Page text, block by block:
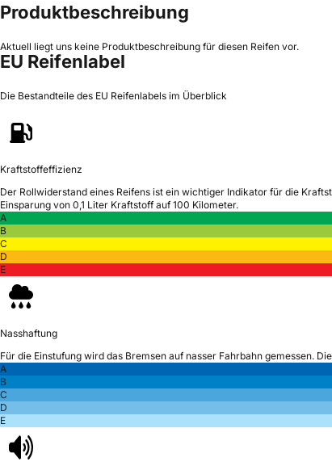
Produktbeschreibung
Aktuell liegt uns keine Produktbeschreibung für diesen Reifen vor.
EU Reifenlabel
Die Bestandteile des EU Reifenlabels im Überblick
Kraftstoffeffizienz
Der Rollwiderstand eines Reifens ist ein wichtiger Indikator für die
Einsparung von 0,1 Liter Kraftstoff auf 100 Kilometer.
A
B
C
D
E
Nasshaftung
Für die Einstufung wird das Bremsen auf nasser Fahrbahn gemessen.
A
B
C
D
E